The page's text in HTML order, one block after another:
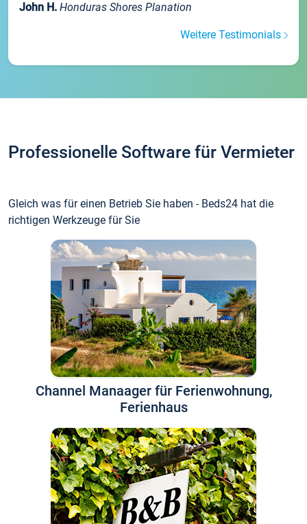
John H. Honduras Shores Planation
Weitere Testimonials
Professionelle Software für Vermieter
Gleich was für einen Betrieb Sie haben - Beds24 hat die
richtigen Werkzeuge für Sie
Channel Manaager für Ferienwohnung,
Ferienhaus